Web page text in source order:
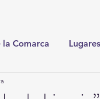
Comarca Lugares
Cultura y Espectáculos